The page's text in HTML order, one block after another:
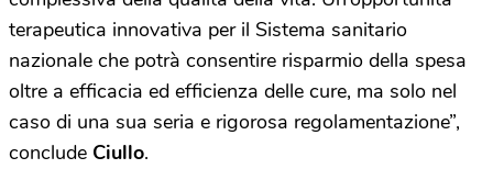
terapeutica innovativa per il Sistema sanitario
nazionale che potrà consentire risparmio della spesa
oltre a efficacia ed efficienza delle cure, ma solo nel
caso di una sua seria e rigorosa regolamentazione”,
conclude Ciullo.